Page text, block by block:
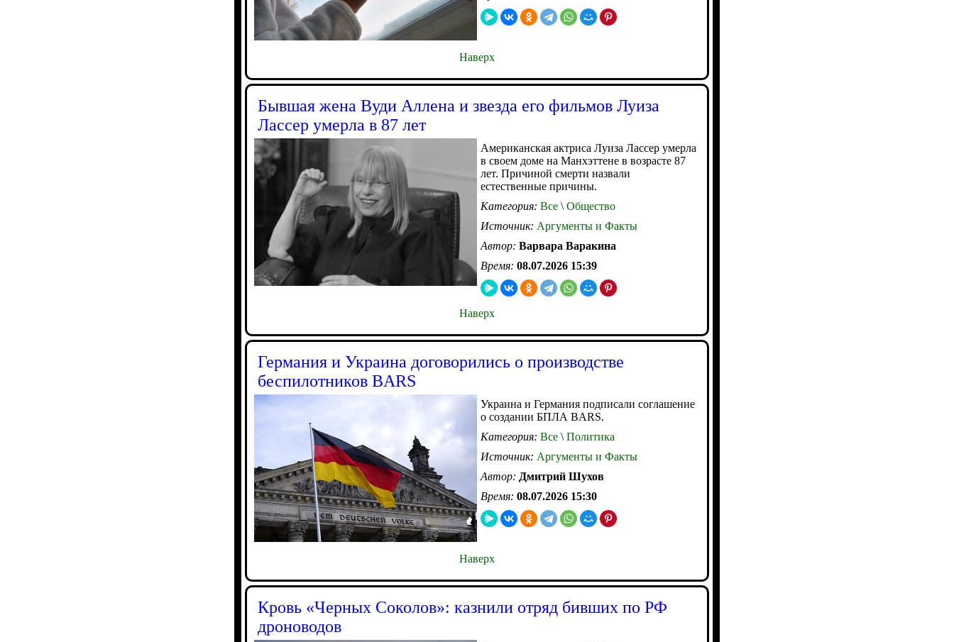
Наверх
Бывшая жена Вуди Аллена и звезда его фильмов Луиза
Лассер умерла в 87 лет
Американская актриса Луиза Лассер умерла
в своем доме на Манхэттене в возрасте 87
лет. Причиной смерти назвали
естественные причины.
Категория: Все \ Общество
Источник: Аргументы и Факты
Автор: Варвара Варакина
Время: 08.07.2026 15:39
Наверх
Германия и Украина договорились о производстве
беспилотников BARS
Украина и Германия подписали соглашение
о создании БПЛА BARS.
Категория: Все \ Политика
Источник: Аргументы и Факты
Автор: Дмитрий Шухов
Время: 08.07.2026 15:30
Наверх
Кровь «Черных Соколов»: казнили отряд бивших по РФ
дроноводов